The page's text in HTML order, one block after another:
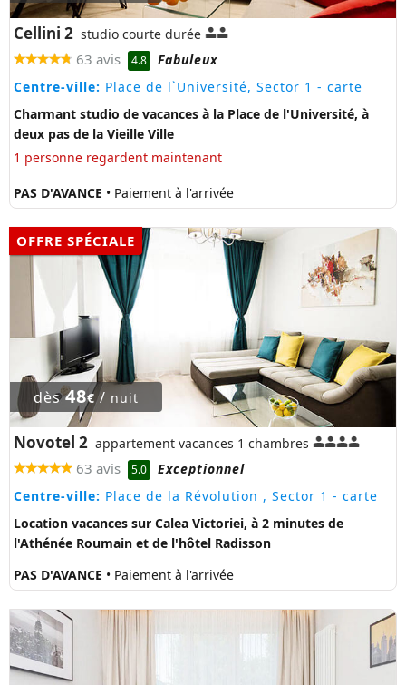
Cellini 2 studio courte durée
63 avis 4.8
Fabuleux
Centre-ville: Place de l`Université, Sector 1 - carte
Charmant studio de vacances à la Place de l'Université, à
deux pas de la Vieille Ville
1 personne regardent maintenant
PAS D'AVANCE • Paiement à l'arrivée
OFFRE SPÉCIALE
dès48€/ nuit
Novotel 2 appartement vacances 1 chambres
63 avis 5.0
Exceptionnel
Centre-ville: Place de la Révolution , Sector 1 - carte
Location vacances sur Calea Victoriei, à 2 minutes de
l'Athénée Roumain et de l'hôtel Radisson
PAS D'AVANCE • Paiement à l'arrivée